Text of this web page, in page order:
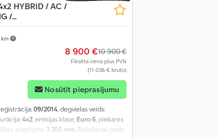
HYBRID / AC /
/...
8 900 €10 900 €
Fiksēta cena plus PVN
(11 036 € bruto)
Nosūtīt pieprasījumu
09/2014, degvielas veids:
4x2 , emisijas klase: Euro 6 , piekares
augstums: 3 260 mm , Ražošanas gads: